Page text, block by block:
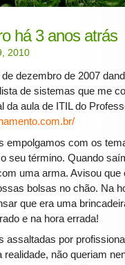
há 3 anos atrás
2010
dezembro de 2007
de sistemas que me
da aula de ITIL do
empolgamos com os
seu término. Quando
uma arma. Avisou que
bolsas no chão. Na
que era uma
e na hora errada!
assaltadas por
não queriam